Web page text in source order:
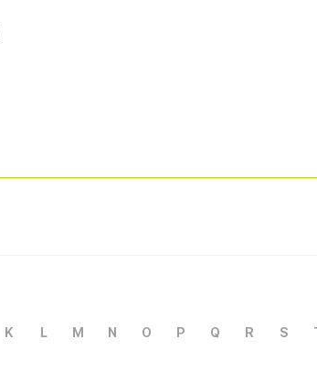
K L M N O P Q R S